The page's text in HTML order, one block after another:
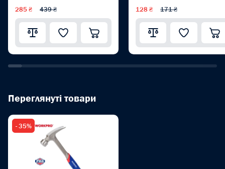
285 ₴ 439 ₴ 128 ₴ 171 ₴
Переглянуті товари
- 35%